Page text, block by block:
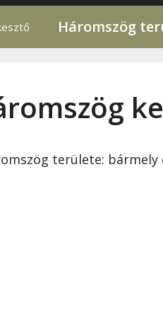
Háromszög
területe: bármely